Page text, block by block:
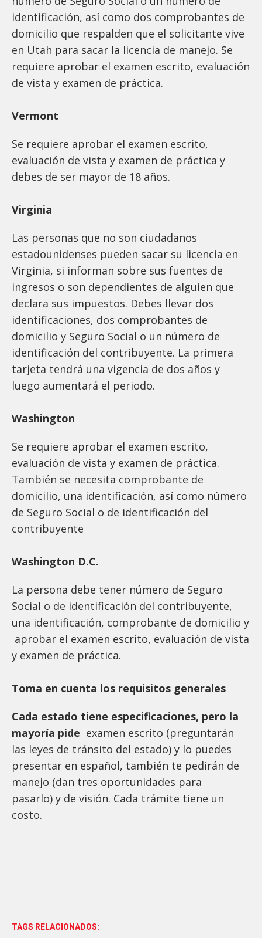
identificación, así como dos comprobantes de
domicilio que respalden que el solicitante vive
en Utah para sacar la licencia de manejo. Se
requiere aprobar el examen escrito, evaluación
de vista y examen de práctica.
Vermont
Se requiere aprobar el examen escrito,
evaluación de vista y examen de práctica y
debes de ser mayor de 18 años.
Virginia
Las personas que no son ciudadanos
estadounidenses pueden sacar su licencia en
Virginia, si informan sobre sus fuentes de
ingresos o son dependientes de alguien que
declara sus impuestos. Debes llevar dos
identificaciones, dos comprobantes de
domicilio y Seguro Social o un número de
identificación del contribuyente. La primera
tarjeta tendrá una vigencia de dos años y
luego aumentará el periodo.
Washington
Se requiere aprobar el examen escrito,
evaluación de vista y examen de práctica.
También se necesita comprobante de
domicilio, una identificación, así como número
de Seguro Social o de identificación del
contribuyente
Washington D.C.
La persona debe tener número de Seguro
Social o de identificación del contribuyente,
una identificación, comprobante de domicilio y
aprobar el examen escrito, evaluación de vista
y examen de práctica.
Toma en cuenta los requisitos generales
Cada estado tiene especificaciones, pero la
mayoría pide examen escrito (preguntarán
las leyes de tránsito del estado) y lo puedes
presentar en español, también te pedirán de
manejo (dan tres oportunidades para
pasarlo) y de visión. Cada trámite tiene un
costo.
TAGS RELACIONADOS: